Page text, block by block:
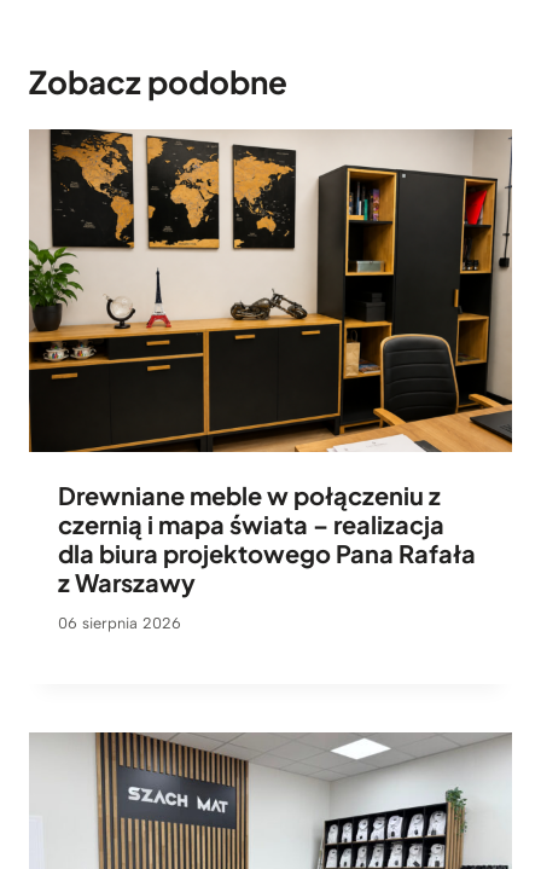
Zobacz podobne
Drewniane meble w połączeniu z
czernią i mapa świata – realizacja
dla biura projektowego Pana Rafała
z Warszawy
06 sierpnia 2026